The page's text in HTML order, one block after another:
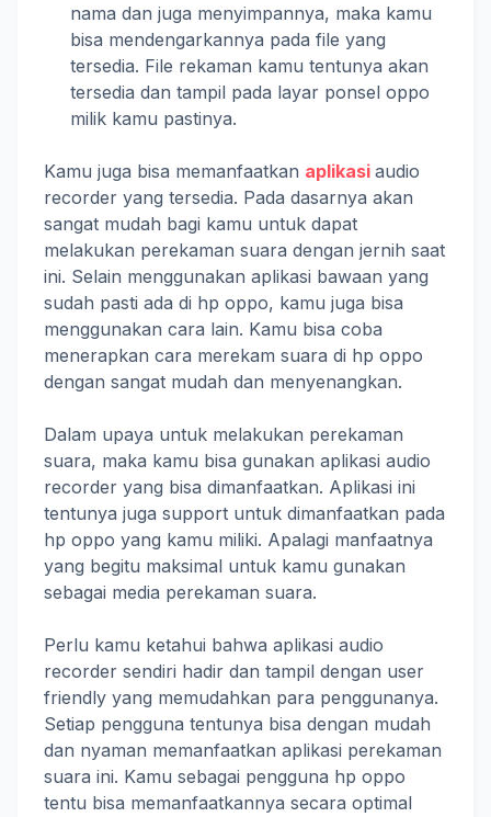
nama dan juga menyimpannya, maka kamu
bisa mendengarkannya pada file yang
tersedia. File rekaman kamu tentunya akan
tersedia dan tampil pada layar ponsel oppo
milik kamu pastinya.
Kamu juga bisa memanfaatkan aplikasi audio
recorder yang tersedia. Pada dasarnya akan
sangat mudah bagi kamu untuk dapat
melakukan perekaman suara dengan jernih saat
ini. Selain menggunakan aplikasi bawaan yang
sudah pasti ada di hp oppo, kamu juga bisa
menggunakan cara lain. Kamu bisa coba
menerapkan cara merekam suara di hp oppo
dengan sangat mudah dan menyenangkan.
Dalam upaya untuk melakukan perekaman
suara, maka kamu bisa gunakan aplikasi audio
recorder yang bisa dimanfaatkan. Aplikasi ini
tentunya juga support untuk dimanfaatkan pada
hp oppo yang kamu miliki. Apalagi manfaatnya
yang begitu maksimal untuk kamu gunakan
sebagai media perekaman suara.
Perlu kamu ketahui bahwa aplikasi audio
recorder sendiri hadir dan tampil dengan user
friendly yang memudahkan para penggunanya.
Setiap pengguna tentunya bisa dengan mudah
dan nyaman memanfaatkan aplikasi perekaman
suara ini. Kamu sebagai pengguna hp oppo
tentu bisa memanfaatkannya secara optimal